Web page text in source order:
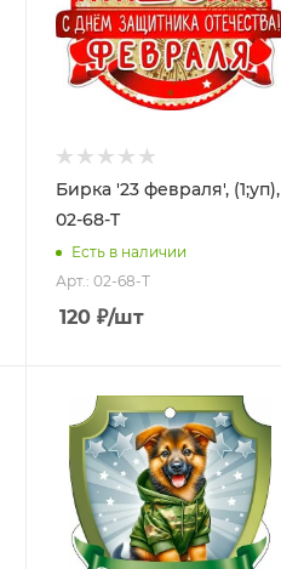
Бирка '23 февраля', (1;уп),
02-68-T
Есть в наличии
Арт.: 02-68-T
120₽/шт